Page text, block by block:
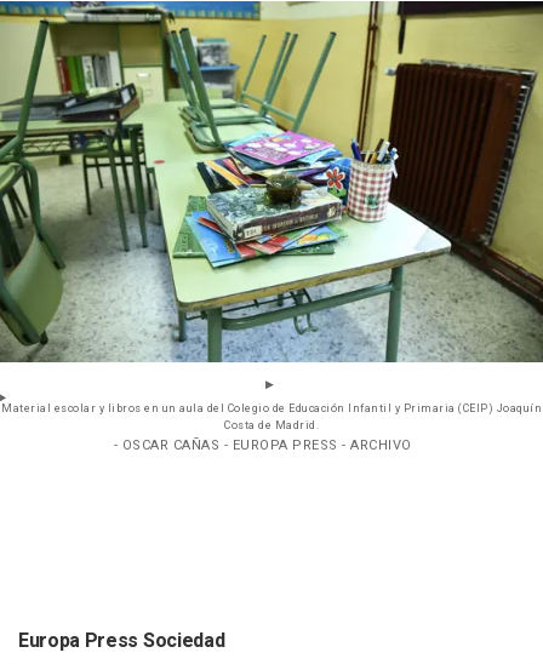
Material escolar y libros en un aula del Colegio de Educación Infantil y Primaria (CEIP) Joaquín
Costa de Madrid.
- OSCAR CAÑAS - EUROPA PRESS - ARCHIVO
Europa Press Sociedad